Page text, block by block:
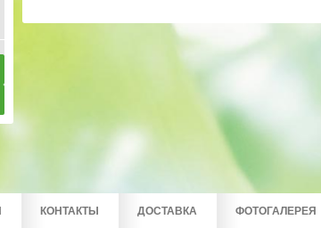
КОНТАКТЫ ДОСТАВКА ФОТОГАЛЕРЕЯ